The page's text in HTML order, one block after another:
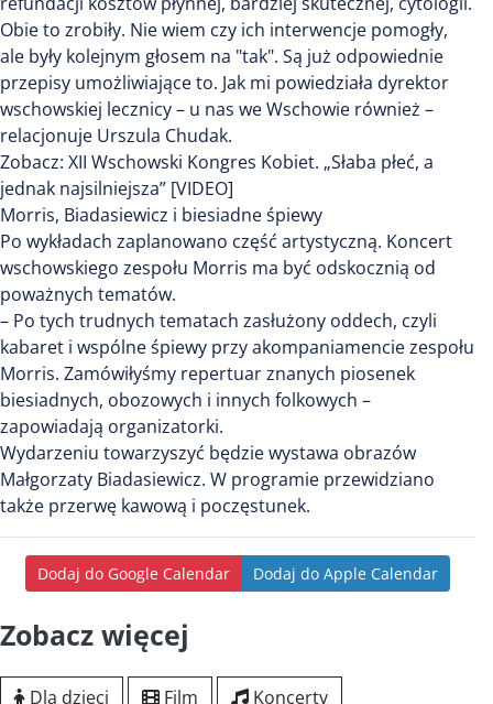
Obie to zrobiły. Nie wiem czy ich interwencje pomogły,
ale były kolejnym głosem na "tak". Są już odpowiednie
przepisy umożliwiające to. Jak mi powiedziała dyrektor
wschowskiej lecznicy – u nas we Wschowie również –
relacjonuje Urszula Chudak.
Zobacz: XII Wschowski Kongres Kobiet. „Słaba płeć, a
jednak najsilniejsza” [VIDEO]
Morris, Biadasiewicz i biesiadne śpiewy
Po wykładach zaplanowano część artystyczną. Koncert
wschowskiego zespołu Morris ma być odskocznią od
poważnych tematów.
– Po tych trudnych tematach zasłużony oddech, czyli
kabaret i wspólne śpiewy przy akompaniamencie zespołu
Morris. Zamówiłyśmy repertuar znanych piosenek
biesiadnych, obozowych i innych folkowych –
zapowiadają organizatorki.
Wydarzeniu towarzyszyć będzie wystawa obrazów
Małgorzaty Biadasiewicz. W programie przewidziano
także przerwę kawową i poczęstunek.
Dodaj do Google Calendar Dodaj do Apple Calendar
Zobacz więcej
Dla dzieci Film Koncerty